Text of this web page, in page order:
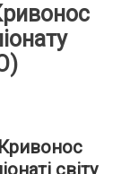
світу